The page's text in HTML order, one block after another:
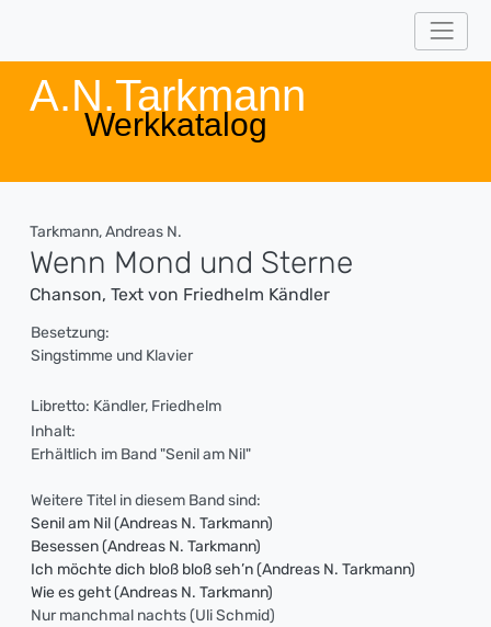
A.N.Tarkmann
Werkkatalog
Tarkmann, Andreas N.
Wenn Mond und Sterne
Chanson, Text von Friedhelm Kändler
Besetzung:
Singstimme und Klavier
Libretto: Kändler, Friedhelm
Inhalt:
Erhältlich im Band "Senil am Nil"
Weitere Titel in diesem Band sind:
Senil am Nil (Andreas N. Tarkmann)
Besessen (Andreas N. Tarkmann)
Ich möchte dich bloß bloß seh’n (Andreas N. Tarkmann)
Wie es geht (Andreas N. Tarkmann)
Nur manchmal nachts (Uli Schmid)